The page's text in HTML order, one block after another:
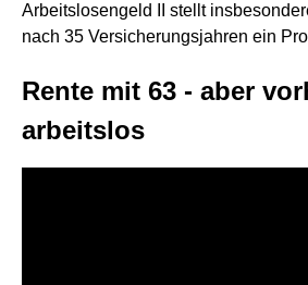
Arbeitslosengeld II stellt
nach 35 Versicherungsjahren ein
Rente mit 63 - aber
arbeitslos